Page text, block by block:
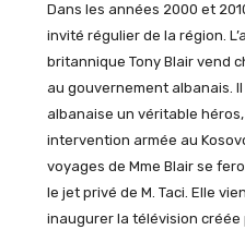
Dans les années 2000 et
invité régulier de la région.
britannique Tony Blair vend
au gouvernement albanais.
albanaise un véritable
intervention armée au
voyages de Mme Blair se
le jet privé de M. Taci. Elle
inaugurer la télévision créée